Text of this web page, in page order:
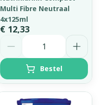
Multi Fibre Neutraal
4x125ml
€ 12,33
Bestel